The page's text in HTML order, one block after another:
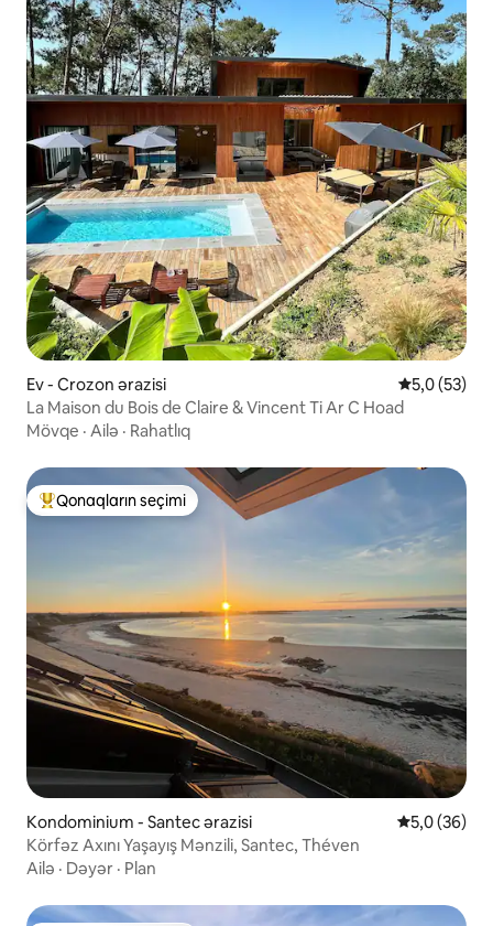
Ev - Crozon ərazisi Ortalama
5,0 (53)
La Maison du Bois de Claire & Vincent Ti Ar C Hoad
Mövqe · Ailə · Rahatlıq
Populyar "Qonaqların seçimi"
Qonaqların seçimi
Kondominium - Santec ərazisi Ortalama
5,0 (36)
Körfəz Axını Yaşayış Mənzili, Santec, Théven
Ailə · Dəyər · Plan